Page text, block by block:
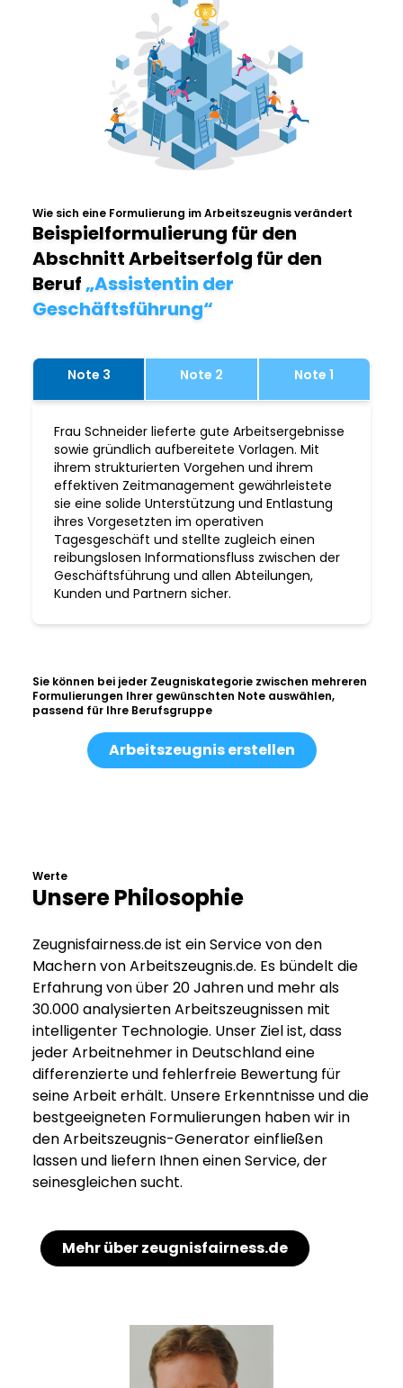
Wie sich eine Formulierung im Arbeitszeugnis verändert
Beispielformulierung für den
Abschnitt Arbeitserfolg für den
Beruf„Assistentin der
Geschäftsführung“
Note 3 Note 2 Note 1
Frau Schneider lieferte gute Arbeitsergebnisse
sowie gründlich aufbereitete Vorlagen. Mit
ihrem strukturierten Vorgehen und ihrem
effektiven Zeitmanagement gewährleistete
sie eine solide Unterstützung und Entlastung
ihres Vorgesetzten im operativen
Tagesgeschäft und stellte zugleich einen
reibungslosen Informationsfluss zwischen der
Geschäftsführung und allen Abteilungen,
Kunden und Partnern sicher.
Sie können bei jeder Zeugniskategorie zwischen mehreren
Formulierungen Ihrer gewünschten Note auswählen,
passend für Ihre Berufsgruppe
Arbeitszeugnis erstellen
Werte
Unsere Philosophie
Zeugnisfairness.de ist ein Service von den
Machern von Arbeitszeugnis.de. Es bündelt die
Erfahrung von über 20 Jahren und mehr als
30.000 analysierten Arbeitszeugnissen mit
intelligenter Technologie. Unser Ziel ist, dass
jeder Arbeitnehmer in Deutschland eine
differenzierte und fehlerfreie Bewertung für
seine Arbeit erhält. Unsere Erkenntnisse und die
bestgeeigneten Formulierungen haben wir in
den Arbeitszeugnis-Generator einfließen
lassen und liefern Ihnen einen Service, der
seinesgleichen sucht.
Mehr über zeugnisfairness.de